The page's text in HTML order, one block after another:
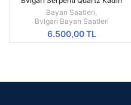
Saat | Sarı Tek Sarmal Beyaz
Kadran Taşlı Bezel
Bayan Saatleri
Bvlgari Bayan Saatleri
6.500,00TL